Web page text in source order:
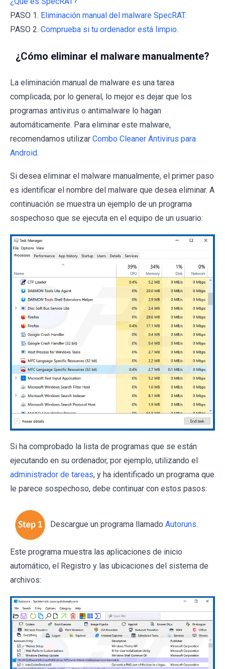
PASO 1. Eliminación manual del malware SpecRAT.
PASO 2. Comprueba si tu ordenador está limpio.
¿Cómo eliminar el malware manualmente?
La eliminación manual de malware es una tarea
complicada; por lo general, lo mejor es dejar que los
programas antivirus o antimalware lo hagan
automáticamente. Para eliminar este malware,
recomendamos utilizar Combo Cleaner Antivirus para
Android.
Si desea eliminar el malware manualmente, el primer paso
es identificar el nombre del malware que desea eliminar. A
continuación se muestra un ejemplo de un programa
sospechoso que se ejecuta en el equipo de un usuario:
Si ha comprobado la lista de programas que se están
ejecutando en su ordenador, por ejemplo, utilizando el
administrador de tareas, y ha identificado un programa que
le parece sospechoso, debe continuar con estos pasos:
Descargue un programa llamado Autoruns.
Este programa muestra las aplicaciones de inicio
automático, el Registro y las ubicaciones del sistema de
archivos: